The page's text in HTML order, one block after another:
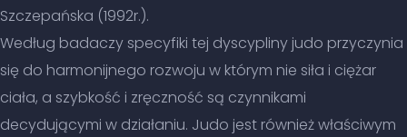
Szczepańska (1992r.).
Według badaczy specyfiki tej dyscypliny judo przyczynia
się do harmonijnego rozwoju w którym nie siła i ciężar
ciała, a szybkość i zręczność są czynnikami
decydującymi w działaniu. Judo jest również właściwym